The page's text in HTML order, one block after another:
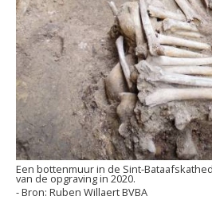
Een bottenmuur in de Sint-
van de opgraving in 2020.
Ruben Willaert BVBA